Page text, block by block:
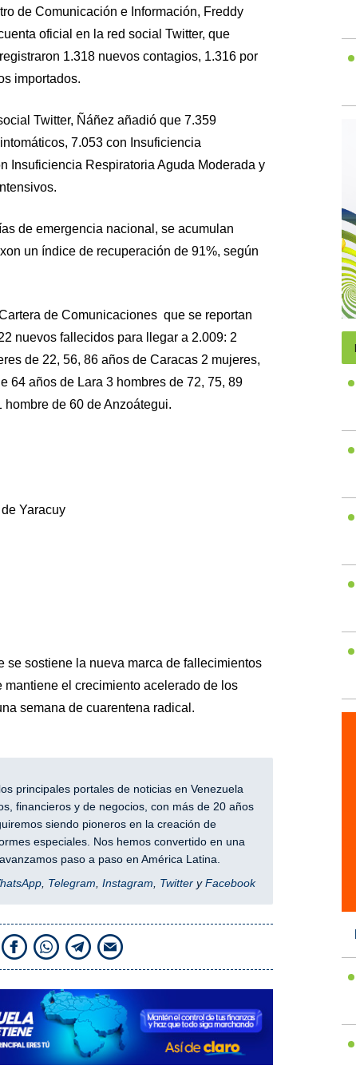
de Comunicación e Información, Freddy
oficial en la red social Twitter, que
1.318 nuevos contagios, 1.316 por
importados.
Twitter, Ñáñez añadió que 7.359
7.053 con Insuficiencia
Insuficiencia Respiratoria Aguda Moderada y
de emergencia nacional, se acumulan
un índice de recuperación de 91%, según
de Comunicaciones que se reportan
nuevos fallecidos para llegar a 2.009: 2
de 22, 56, 86 años de Caracas 2 mujeres,
64 años de Lara 3 hombres de 72, 75, 89
de 60 de Anzoátegui.
Yaracuy
se sostiene la nueva marca de fallecimientos
mantiene el crecimiento acelerado de los
semana de cuarentena radical.
principales portales de noticias en Venezuela
financieros y de negocios, con más de 20 años
siendo pioneros en la creación de
especiales. Nos hemos convertido en una
paso a paso en América Latina.
, Telegram Instagram TwitteryFacebook